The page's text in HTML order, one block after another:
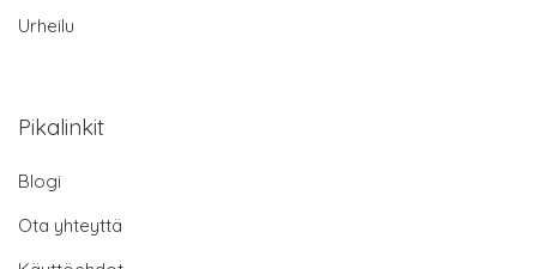
Urheilu
Pikalinkit
Blogi
Ota yhteyttä